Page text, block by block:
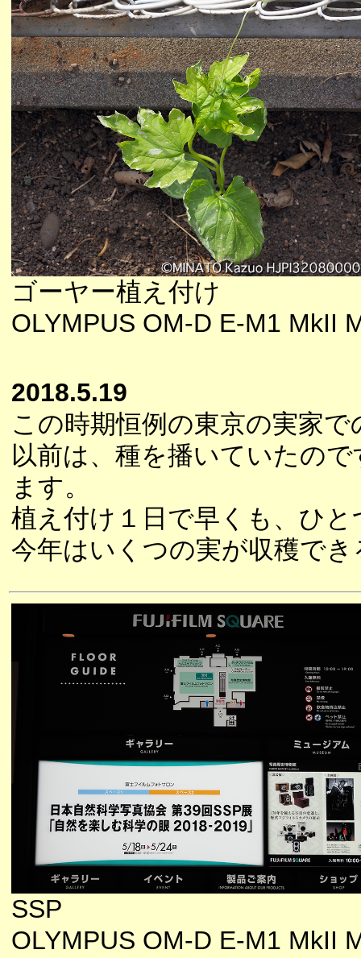
ゴーヤー植え付け
OLYMPUS OM-D E-M1 MkII
2018.5.19
この時期恒例の東京の実家
以前は、種を播いていたの
ます。
植え付け１日で早くも、ひ
今年はいくつの実が収穫で
SSP
OLYMPUS OM-D E-M1 MkII